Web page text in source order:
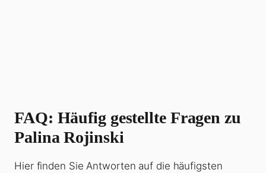
FAQ: Häufig gestellte Fragen zu
Palina Rojinski
Hier finden Sie Antworten auf die häufigsten